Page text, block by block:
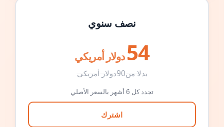
نصف سنوي
54 دولار أمريكي
بدلا من90دولار أمريكي
تجدد كل 6 أشهر بالسعر الأصلي
اشترك